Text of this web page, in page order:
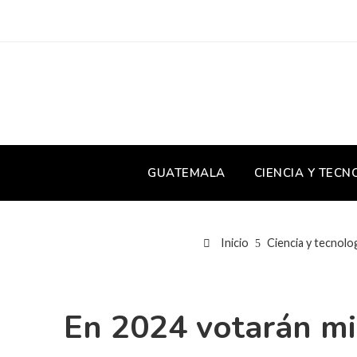
GUATEMALA CIENCIA Y
Inicio Ciencia y
En 2024 votarán